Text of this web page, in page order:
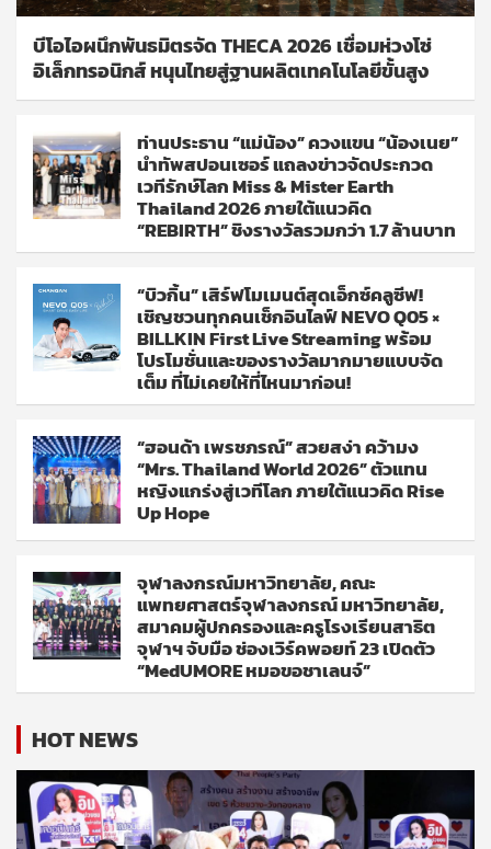
บีโอไอผนึกพันธมิตรจัด THECA 2026 เชื่อมห่วงโซ่
อิเล็กทรอนิกส์ หนุนไทยสู่ฐานผลิตเทคโนโลยีขั้นสูง
ท่านประธาน “แม่น้อง” ควงแขน “น้องเนย”
นำทัพสปอนเซอร์ แถลงข่าวจัดประกวด
เวทีรักษ์โลก Miss & Mister Earth
Thailand 2026 ภายใต้แนวคิด
“REBIRTH” ชิงรางวัลรวมกว่า 1.7 ล้านบาท
“บิวกิ้น” เสิร์ฟโมเมนต์สุดเอ็กซ์คลูซีฟ!
เชิญชวนทุกคนเช็กอินไลฟ์ NEVO Q05 ×
BILLKIN First Live Streaming พร้อม
โปรโมชั่นและของรางวัลมากมายแบบจัด
เต็ม ที่ไม่เคยให้ที่ไหนมาก่อน!
“ฮอนด้า เพรชภรณ์” สวยสง่า คว้ามง
“Mrs. Thailand World 2026” ตัวแทน
หญิงแกร่งสู่เวทีโลก ภายใต้แนวคิด Rise
Up Hope
จุฬาลงกรณ์มหาวิทยาลัย, คณะ
แพทยศาสตร์จุฬาลงกรณ์ มหาวิทยาลัย,
สมาคมผู้ปกครองและครูโรงเรียนสาธิต
จุฬาฯ จับมือ ช่องเวิร์คพอยท์ 23 เปิดตัว
“MedUMORE หมอขอชาเลนจ์”
HOT NEWS